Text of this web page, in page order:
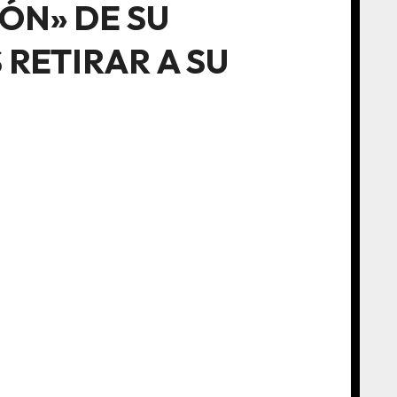
DE SU
A SU